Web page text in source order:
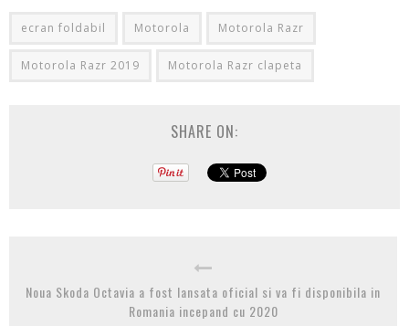
ecran foldabil Motorola Motorola Razr
Motorola Razr 2019 Motorola Razr clapeta
SHARE ON:
Noua Skoda Octavia a fost lansata oficial si va fi disponibila in
Romania incepand cu 2020